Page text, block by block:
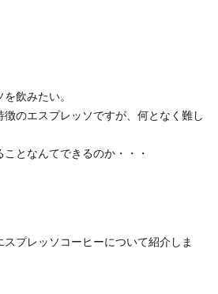
飲みたい。
のエスプレッソですが、何となく難し
となんてできるのか・・・
プレッソコーヒーについて紹介しま